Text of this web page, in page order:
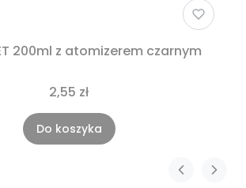
200ml z atomizerem czarnym
2,55 zł
Do koszyka